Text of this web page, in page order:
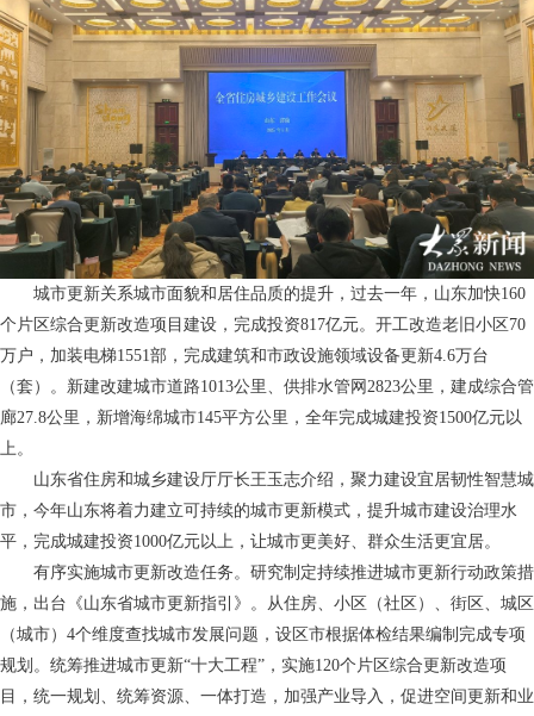
城市更新关系城市面貌和居住品质的提升，过去一年，山东加快160
个片区综合更新改造项目建设，完成投资817亿元。开工改造老旧小区70
万户，加装电梯1551部，完成建筑和市政设施领域设备更新4.6万台
（套）。新建改建城市道路1013公里、供排水管网2823公里，建成综合管
廊27.8公里，新增海绵城市145平方公里，全年完成城建投资1500亿元以
上。
山东省住房和城乡建设厅厅长王玉志介绍，聚力建设宜居韧性智慧城
市，今年山东将着力建立可持续的城市更新模式，提升城市建设治理水
平，完成城建投资1000亿元以上，让城市更美好、群众生活更宜居。
有序实施城市更新改造任务。研究制定持续推进城市更新行动政策措
施，出台《山东省城市更新指引》。从住房、小区（社区）、街区、城区
（城市）4个维度查找城市发展问题，设区市根据体检结果编制完成专项
规划。统筹推进城市更新“十大工程”，实施120个片区综合更新改造项
目，统一规划、统筹资源、一体打造，加强产业导入，促进空间更新和业